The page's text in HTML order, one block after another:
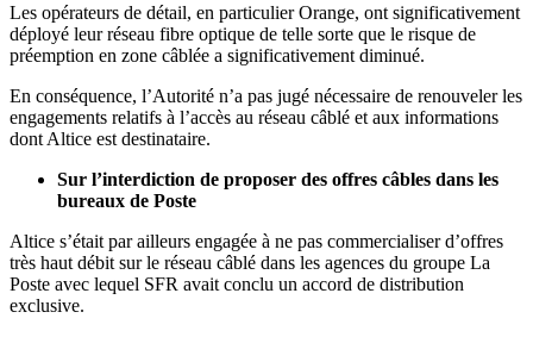
Les opérateurs de détail, en particulier Orange, ont significativement
déployé leur réseau fibre optique de telle sorte que le risque de
préemption en zone câblée a significativement diminué.
En conséquence, l’Autorité n’a pas jugé nécessaire de renouveler les
engagements relatifs à l’accès au réseau câblé et aux informations
dont Altice est destinataire.
Sur l’interdiction de proposer des offres câbles dans les
bureaux de Poste
Altice s’était par ailleurs engagée à ne pas commercialiser d’offres
très haut débit sur le réseau câblé dans les agences du groupe La
Poste avec lequel SFR avait conclu un accord de distribution
exclusive.